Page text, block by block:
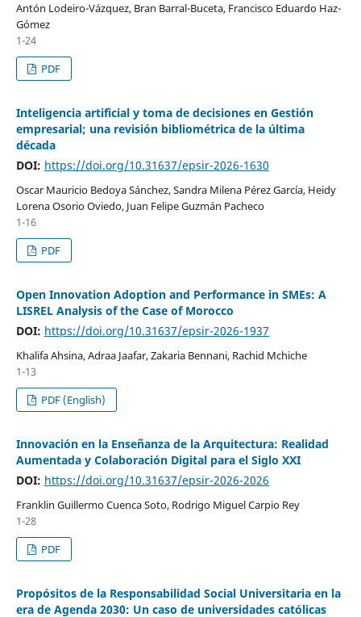
Antón Lodeiro-Vázquez, Bran Barral-Buceta, Francisco Eduardo Haz-
Gómez
1-24
PDF
Inteligencia artificial y toma de decisiones en Gestión
empresarial; una revisión bibliométrica de la última
década
DOI: https://doi.org/10.31637/epsir-2026-1630
Oscar Mauricio Bedoya Sánchez, Sandra Milena Pérez García, Heidy
Lorena Osorio Oviedo, Juan Felipe Guzmán Pacheco
1-16
PDF
Open Innovation Adoption and Performance in SMEs: A
LISREL Analysis of the Case of Morocco
DOI: https://doi.org/10.31637/epsir-2026-1937
Khalifa Ahsina, Adraa Jaafar, Zakaria Bennani, Rachid Mchiche
1-13
PDF (English)
Innovación en la Enseñanza de la Arquitectura: Realidad
Aumentada y Colaboración Digital para el Siglo XXI
DOI: https://doi.org/10.31637/epsir-2026-2026
Franklin Guillermo Cuenca Soto, Rodrigo Miguel Carpio Rey
1-28
PDF
Propósitos de la Responsabilidad Social Universitaria en la
era de Agenda 2030: Un caso de universidades católicas